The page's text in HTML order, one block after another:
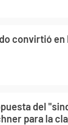
convirtió en
del
para la